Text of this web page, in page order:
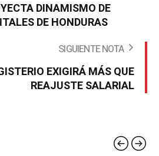
DINAMISMO DE
DE HONDURAS
SIGUIENTE NOTA
EXIGIRÁ MÁS QUE
REAJUSTE SALARIAL